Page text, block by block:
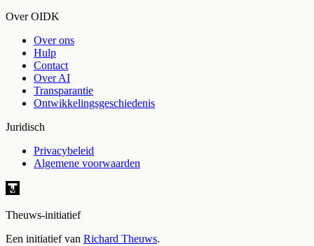
Over OIDK
Over ons
Hulp
Contact
Over AI
Transparantie
Ontwikkelingsgeschiedenis
Juridisch
Privacybeleid
Algemene voorwaarden
Theuws-initiatief
Een initiatief van Richard Theuws.